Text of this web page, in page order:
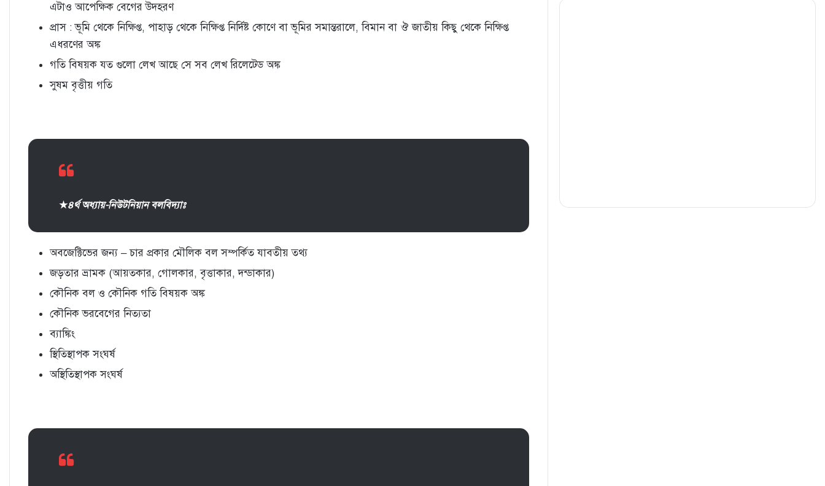
এটাও আপেক্ষিক বেগের উদহরণ
প্রাস : ভূমি থেকে নিক্ষিপ্ত, পাহাড় থেকে নিক্ষিপ্ত নির্দিষ্ট কোণে বা ভূমির সমান্তরালে, বিমান বা ঔ জাতীয় কিছু থেকে নিক্ষিপ্ত
এধরণের অঙ্ক
গতি বিষয়ক যত গুলো লেখ আছে সে সব লেখ রিলেটেড অঙ্ক
সুষম বৃত্তীয় গতি
★৪র্থ অধ্যায়-নিউটনিয়ান বলবিদ্যাঃ
অবজেক্টিভের জন্য – চার প্রকার মৌলিক বল সম্পর্কিত যাবতীয় তথ্য
জড়তার ভ্রামক (আয়তকার, গোলকার, বৃত্তাকার, দন্ডাকার)
কৌনিক বল ও কৌনিক গতি বিষয়ক অঙ্ক
কৌনিক ভরবেগের নিত্যতা
ব্যাঙ্কিং
স্থিতিস্থাপক সংঘর্ষ
অস্থিতিস্থাপক সংঘর্ষ